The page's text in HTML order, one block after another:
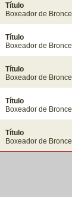
Título
Boxeador de Bronce
Título
Boxeador de Bronce
Título
Boxeador de Bronce
Título
Boxeador de Bronce
Título
Boxeador de Bronce